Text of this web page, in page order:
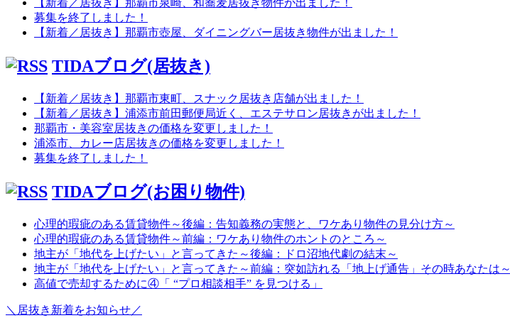
【新着／居抜き】那覇市泉崎、和蕎麦居抜き物件が出ました！
募集を終了しました！
【新着／居抜き】那覇市壺屋、ダイニングバー居抜き物件が出ました！
TIDAブログ(居抜き)
【新着／居抜き】那覇市東町、スナック居抜き店舗が出ました！
【新着／居抜き】浦添市前田郵便局近く、エステサロン居抜きが出ました！
那覇市・美容室居抜きの価格を変更しました！
浦添市、カレー店居抜きの価格を変更しました！
募集を終了しました！
TIDAブログ(お困り物件)
心理的瑕疵のある賃貸物件～後編：告知義務の実態と、ワケあり物件の見分け方～
心理的瑕疵のある賃貸物件～前編：ワケあり物件のホントのところ～
地主が「地代を上げたい」と言ってきた～後編：ドロ沼地代劇の結末～
地主が「地代を上げたい」と言ってきた～前編：突如訪れる「地上げ通告」その時あなたは～
高値で売却するために④「 “プロ相談相手” を見つける」
＼居抜き新着をお知らせ／